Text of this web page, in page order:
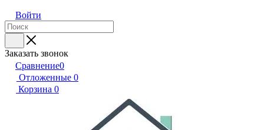
Войти
Заказать звонок
Сравнение0
Отложенные 0
Корзина 0